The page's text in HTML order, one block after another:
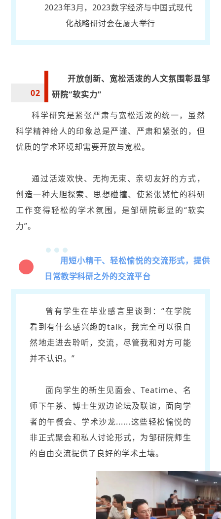
2023年3月，2023数字经济与中国式现代
化战略研讨会在厦大举行
02
开放创新、宽松活泼的人文氛围彰显邹
研院“软实力”
科学研究是紧张严肃与宽松活泼的统一，虽然
科学精神给人的印象总是严谨、严肃和紧张的，但
优质的学术环境却需要开放与宽松。
通过活泼欢快、无拘无束、亲切友好的方式，
创造一种大胆探索、思想碰撞、使紧张繁忙的科研
工作变得轻松的学术氛围，是邹研院彰显的“软实
力”。
用短小精干、轻松愉悦的交流形式，提供
日常教学科研之外的交流平台
曾有学生在毕业感言里谈到：“在学院
看到有什么感兴趣的talk，我完全可以很自
然地走进去聆听，交流，尽管我和对方可能
并不认识。”
面向学生的新生见面会、Teatime、名
师下午茶、博士生双边论坛及联谊，面向学
者的午餐会、学术沙龙......这些轻松愉悦的
非正式聚会和私人讨论形式，为邹研院师生
的自由交流提供了良好的学术土壤。